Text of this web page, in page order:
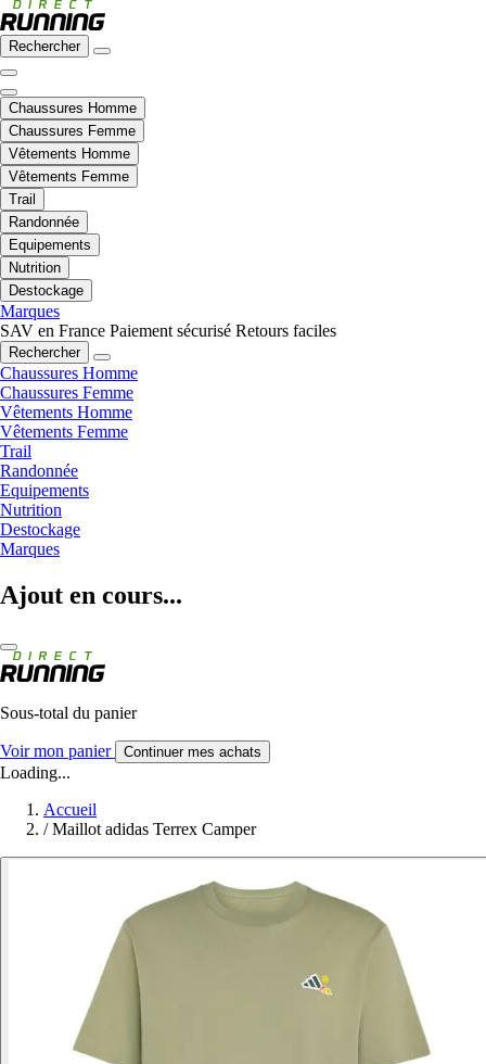
Rechercher
Chaussures Homme
Chaussures Femme
Vêtements Homme
Vêtements Femme
Trail
Randonnée
Equipements
Nutrition
Destockage
Marques
SAV en France Paiement sécurisé Retours faciles
Rechercher
Chaussures Homme
Chaussures Femme
Vêtements Homme
Vêtements Femme
Trail
Randonnée
Equipements
Nutrition
Destockage
Marques
Ajout en cours...
Sous-total du panier
Voir mon panier Continuer mes achats
Loading...
Accueil
/ Maillot adidas Terrex Camper